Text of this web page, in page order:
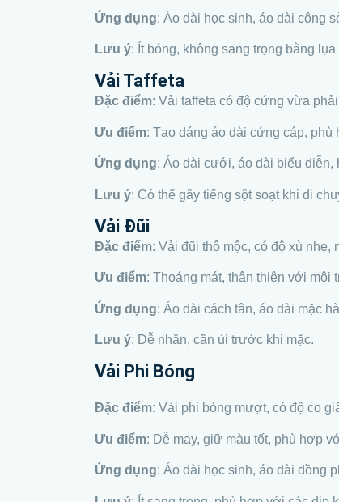
Ứng dụng: Áo dài học sinh, áo dài công
Lưu ý: Ít bóng, không sang trọng bằng lụa
Vải Taffeta
Đặc điểm: Vải taffeta có độ cứng vừa
Ưu điểm: Tạo dáng áo dài cứng cáp,
Ứng dụng: Áo dài cưới, áo dài biểu diễn,
Lưu ý: Có thể gây tiếng sột soạt khi di
Vải Đũi
Đặc điểm: Vải đũi thô mộc, có độ xù nhẹ,
Ưu điểm: Thoáng mát, thân thiện với
Ứng dụng: Áo dài cách tân, áo dài mặc
Lưu ý: Dễ nhăn, cần ủi trước khi mặc.
Vải Phi Bóng
Đặc điểm: Vải phi bóng mượt, có độ co
Ưu điểm: Dễ may, giữ màu tốt, phù hợp
Ứng dụng: Áo dài học sinh, áo dài đồng